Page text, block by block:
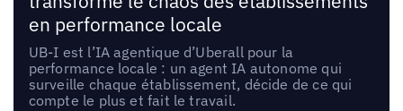
en performance locale
UB-I est l’IA agentique d’Uberall pour la
performance locale : un agent IA autonome qui
surveille chaque établissement, décide de ce qui
compte le plus et fait le travail.